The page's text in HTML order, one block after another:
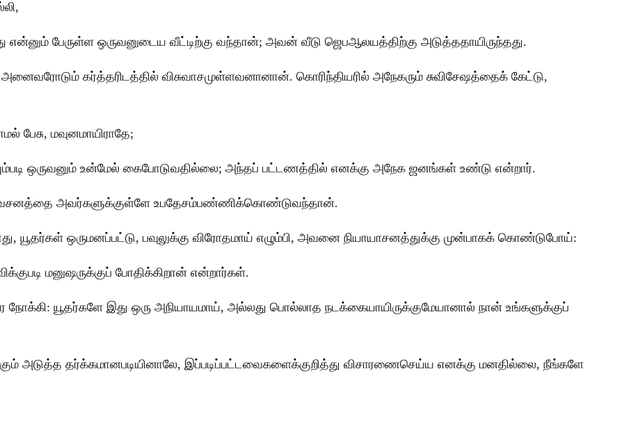
பேருள்ள ஒருவனுடைய வீட்டிற்கு வந்தான்; அவன் வீடு ஜெபஆலயத்திற்கு அடுத்ததாயிருந்தது.
கர்த்தரிடத்தில் விசுவாசமுள்ளவனானான். கொரிந்தியரில் அநேகரும் சுவிசேஷத்தைக் கேட்டு,
பேசு, மவுனமாயிராதே;
ஒருவனும் உன்மேல் கைபோடுவதில்லை; அந்தப் பட்டணத்தில் எனக்கு அநேக ஜனங்கள் உண்டு என்றார்.
அவர்களுக்குள்ளே உபதேசம்பண்ணிக்கொண்டுவந்தான்.
யூதர்கள் ஒருமனப்பட்டு, பவுலுக்கு விரோதமாய் எழும்பி, அவனை நியாயாசனத்துக்கு முன்பாகக் கொண்டுபோய்:
மனுஷருக்குப் போதிக்கிறான் என்றார்கள்.
நோக்கி: யூதர்களே இது ஒரு அநியாயமாய், அல்லது பொல்லாத நடக்கையாயிருக்குமேயானால் நான் உங்களுக்குப்
அடுத்த தர்க்கமானபடியினாலே, இப்படிப்பட்டவைகளைக்குறித்து விசாரணைசெய்ய எனக்கு மனதில்லை, நீங்களே